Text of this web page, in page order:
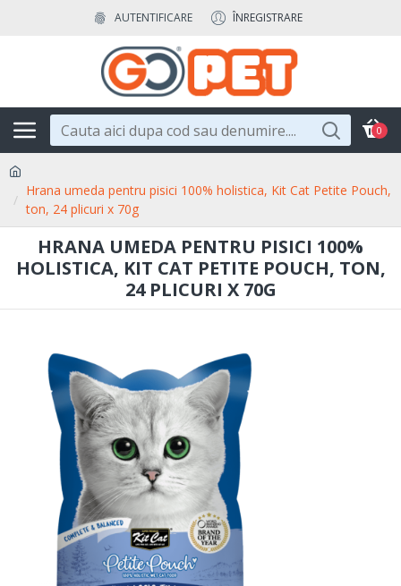
AUTENTIFICARE ÎNREGISTRARE
0
Hrana umeda pentru pisici 100% holistica, Kit Cat Petite Pouch,
ton, 24 plicuri x 70g
HRANA UMEDA PENTRU PISICI 100%
HOLISTICA, KIT CAT PETITE POUCH, TON,
24 PLICURI X 70G